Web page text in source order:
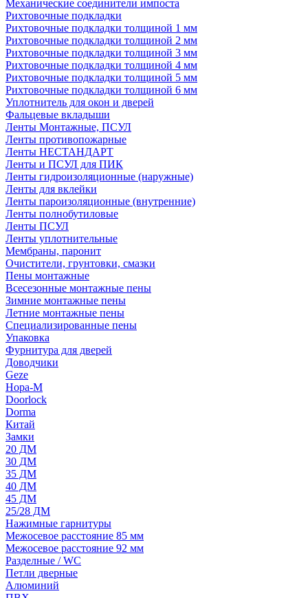
Механические соединители импоста
Рихтовочные подкладки
Рихтовочные подкладки толщиной 1 мм
Рихтовочные подкладки толщиной 2 мм
Рихтовочные подкладки толщиной 3 мм
Рихтовочные подкладки толщиной 4 мм
Рихтовочные подкладки толщиной 5 мм
Рихтовочные подкладки толщиной 6 мм
Уплотнитель для окон и дверей
Фальцевые вкладыши
Ленты Монтажные, ПСУЛ
Ленты противопожарные
Ленты НЕСТАНДАРТ
Ленты и ПСУЛ для ПИК
Ленты гидроизоляционные (наружные)
Ленты для вклейки
Ленты пароизоляционные (внутренние)
Ленты полнобутиловые
Ленты ПСУЛ
Ленты уплотнительные
Мембраны, паронит
Очистители, грунтовки, смазки
Пены монтажные
Всесезонные монтажные пены
Зимние монтажные пены
Летние монтажные пены
Специализированные пены
Упаковка
Фурнитура для дверей
Доводчики
Geze
Нора-М
Doorlock
Dorma
Китай
Замки
20 ДМ
30 ДМ
35 ДМ
40 ДМ
45 ДМ
25/28 ДМ
Нажимные гарнитуры
Межосевое расстояние 85 мм
Межосевое расстояние 92 мм
Разделные / WC
Петли дверные
Алюминий